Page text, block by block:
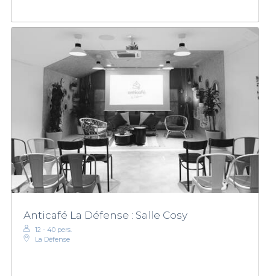
Anticafé La Défense : Salle Cosy
12 - 40 pers.
La Défense